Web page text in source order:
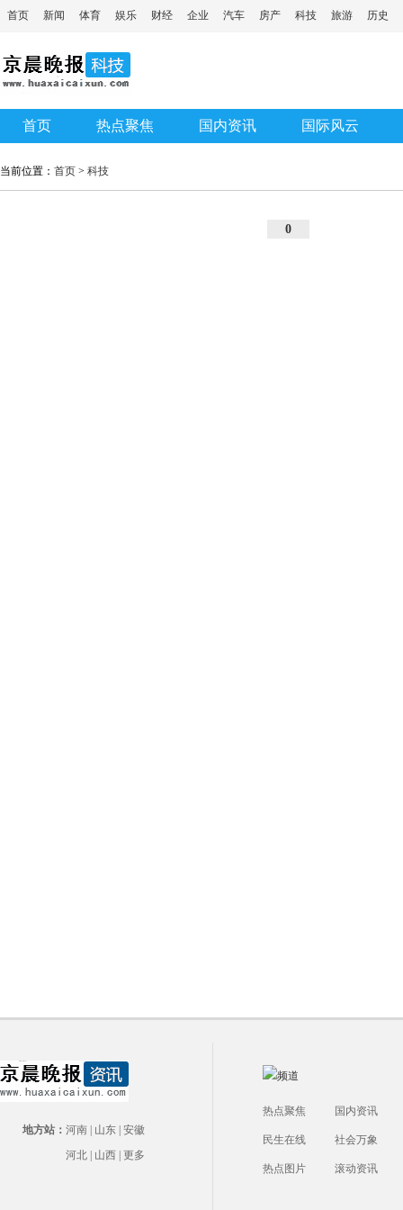
首页 新闻 体育 娱乐 财经 企业 汽车 房产 科技 旅游 历史
首页 热点聚焦 国内资讯 国际风云
当前位置： 首页 > 科技
0
地方站： 河南 山东 安徽
河北
山西 更多
热点聚焦 国内资讯
民生在线 社会万象
热点图片 滚动资讯